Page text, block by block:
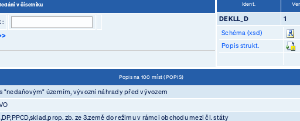
v číselníku
:
Ident.
DEKLL_D 1
Schéma (xsd)
Popis strukt.
Popis na 100 míst (POPIS)
"nedaňovým" územím, vývozní náhrady před vývozem
zb. ze 3.země do režimu v rámci obchodu mezi čl. státy